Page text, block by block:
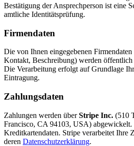
Bestätigung der Ansprechperson ist eine
amtliche Identitätsprüfung.
Firmendaten
Die von Ihnen eingegebenen Firmendaten
Kontakt, Beschreibung) werden öffentlich
Die Verarbeitung erfolgt auf Grundlage
Eintragung.
Zahlungsdaten
Zahlungen werden überStripe Inc. (510
Francisco, CA 94103, USA) abgewickelt.
Kreditkartendaten. Stripe verarbeitet Ihre
deren Datenschutzerklärung.